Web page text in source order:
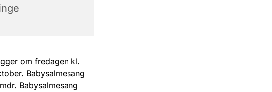
om fredagen kl.
Babysalmesang
Babysalmesang